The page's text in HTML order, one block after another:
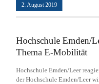
2. August 2019
Hochschule Emden/
Thema E-Mobilität
Hochschule Emden/Leer
der Hochschule Emden/Leer